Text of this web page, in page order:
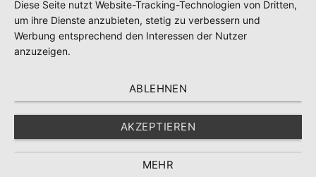
Diese Seite nutzt Website-Tracking-Technologien von Dritten,
um ihre Dienste anzubieten, stetig zu verbessern und
Werbung entsprechend den Interessen der Nutzer
anzuzeigen.
ABLEHNEN
AKZEPTIEREN
MEHR